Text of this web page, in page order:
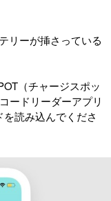
リーが挿さっている
（チャージスポッ
ードリーダーアプリ
読み込んでくださ